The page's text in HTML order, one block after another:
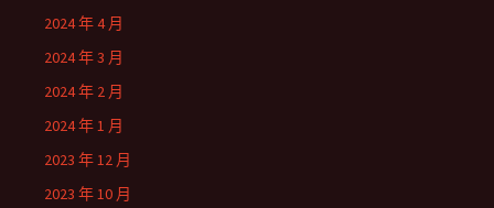
2024 年 4 月
2024 年 3 月
2024 年 2 月
2024 年 1 月
2023 年 12 月
2023 年 10 月